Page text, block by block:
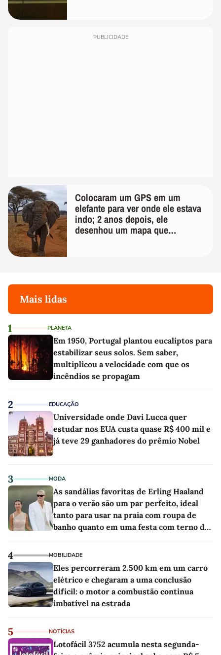
PUBLICIDADE
Colocaram um GPS em um
elefante para ver onde ele estava
indo; 2 anos depois, ele
desenhou um mapa que
Mais lidas
1 PLANETA
Em 1950, Portugal plantou eucaliptos para
estabilizar seus solos. Sem saber,
multiplicou a velocidade com que os
incêndios se propagam
2 EDUCAÇÃO
Universidade onde Davi Lucca quer
estudar nos EUA custa quase R$ 400 mil e
já teve 29 ganhadores do prêmio Nobel
3 MODA
As sandálias favoritas de Erling Haaland
para o verão são um par perfeito, ideal
tanto para usar na praia com roupa de
banho quanto em uma festa com terno de
4 MOBILIDADE
Eles percorreram 2.500 km em um carro
elétrico e chegaram a uma conclusão
difícil: o motor a combustão continua
imbatível na estrada
5 NOTÍCIAS
Lotofácil 3752 acumula nesta segunda-